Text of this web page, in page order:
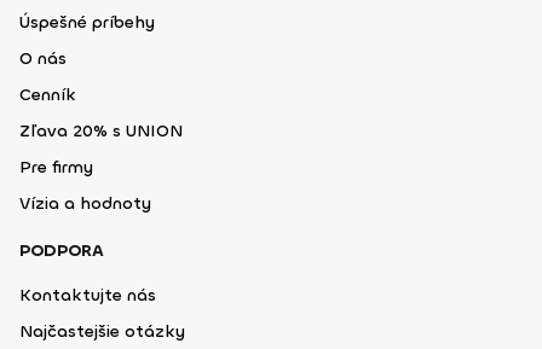
Úspešné príbehy
O nás
Cenník
Zľava 20% s UNION
Pre firmy
Vízia a hodnoty
PODPORA
Kontaktujte nás
Najčastejšie otázky